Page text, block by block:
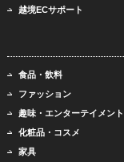
越境ECサポート
食品・飲料
ファッション
趣味・エンターテイメント
化粧品・コスメ
家具